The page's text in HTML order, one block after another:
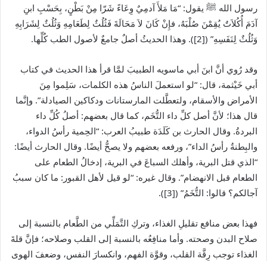
رسول الله ﷺ يقول: “مَا مَلأَ آدمِيٌ وِعَاءً شَرّا مِنْ بَطْنٍ، بِحَسْبِ ابنِ
آدَمَ أُكُلاَتٌ يُقِمْنَ صُلْبَهُ، فإِنْ كَانَ لاَ مَحَالَةَ فَثُلُثٌ لِطَعَامِهِ وَثُلُثٌ لِشَرَابِهِ
وَثُلُثٌ لِنَفَسِهِ” ([2]). وهذا الحديثُ أصلٌ جامعٌ لأصول الطب كُلِّها.
وقد رُوي أنَّ ابنَ أبي ماسويه الطبيبَ لمَّا قرأ هذا الحديث في كتاب
أبي خَيْثمة، قال: “لو استعملَ الناسُ هذه الكلمات، سَلِموا مِنَ
الأمراض والأسقام، ولتعطَّلت المارستانات ودكاكين الصيادلة”. وإنَّما
قال هذا؛ لأنَّ أصل كلِّ داء التُّخَم، كما قال بعضهم: أصلُ كُلِّ داء
البردةُ. وقال الحارث بن كَلَدَة طبيبُ العرب: “الحِمية رأسُ الدواء،
والبِطنةُ رأسُ الداء”، ورفعه بعضهم ولا يصحُّ أيضًا. وقال الحارث أيضًا:
“الذي قتل البرية، وأهلك السباعَ في البرية، إدخالُ الطعام على
الطعام قبل الانهضام”. وقال غيره: “لو قيل لأهل القبور: ما كان سببُ
آجالكم؟ قالوا: التُّخَمُ” ([3]).
فهذا بعض منافع تقليلِ الغذاء، وتركِ التَّمَلِّي من الطَّعام بالنسبة إلى
صلاح البدن وصحته. وأما منافِعُه بالنسبة إلى القلب وصلاحه؛ فإنَّ قلةَ
الغذاء توجب رِقَّة القلب، وقوَّة الفهم، وانكسارَ النفس، وضعفَ الهوى